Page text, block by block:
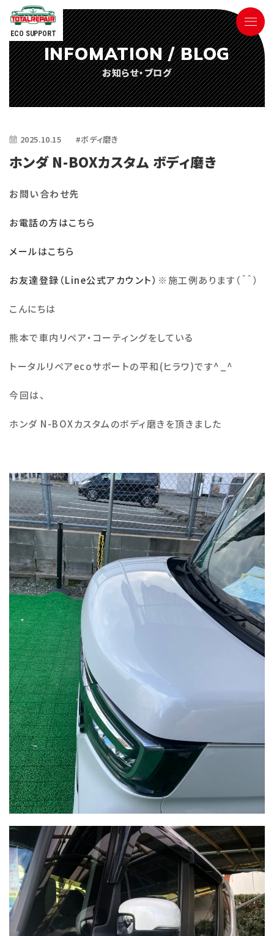
ECO SUPPORT
Tel.090-9498-3843
電話対応時間 ／ 9:00〜18:00
ごあいさつ
施工例
会社概要
お問い合わせ
公式SNS
INFOMATION / BLOG
お知らせ・ブログ
2025.10.15 #ボディ磨き
ホンダ N-BOXカスタム ボディ磨き
お問い合わせ先
お電話の方はこちら
メールはこちら
お友達登録（Line公式アカウント） ※施工例あります（＾＾）
こんにちは
熊本で車内リペア・コーティングをしている
トータルリペアecoサポートの平和(ヒラワ)です^_^
今回は、
ホンダ N-BOXカスタムのボディ磨きを頂きました